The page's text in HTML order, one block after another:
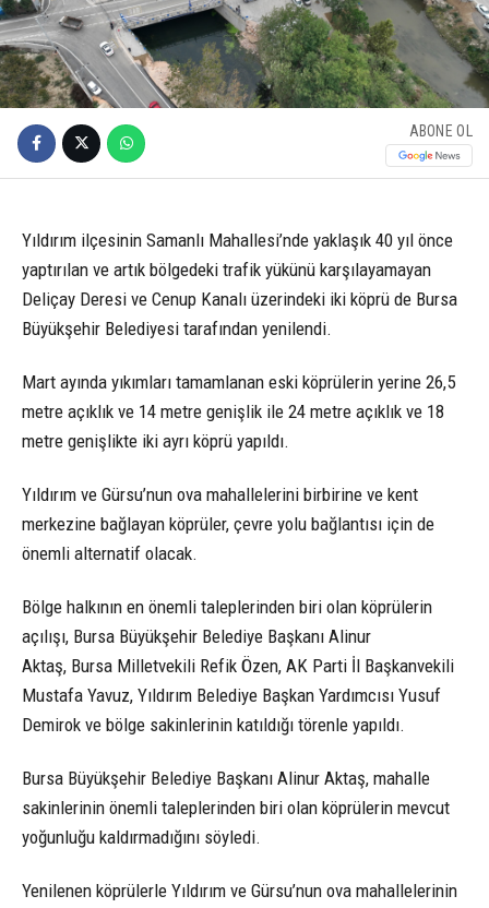
ABONE OL
Yıldırım ilçesinin Samanlı Mahallesi’nde yaklaşık 40 yıl önce
yaptırılan ve artık bölgedeki trafik yükünü karşılayamayan
Deliçay Deresi ve Cenup Kanalı üzerindeki iki köprü de Bursa
Büyükşehir Belediyesi tarafından yenilendi.
Mart ayında yıkımları tamamlanan eski köprülerin yerine 26,5
metre açıklık ve 14 metre genişlik ile 24 metre açıklık ve 18
metre genişlikte iki ayrı köprü yapıldı.
Yıldırım ve Gürsu’nun ova mahallelerini birbirine ve kent
merkezine bağlayan köprüler, çevre yolu bağlantısı için de
önemli alternatif olacak.
Bölge halkının en önemli taleplerinden biri olan köprülerin
açılışı, Bursa Büyükşehir Belediye Başkanı Alinur
Aktaş, Bursa Milletvekili Refik Özen, AK Parti İl Başkanvekili
Mustafa Yavuz, Yıldırım Belediye Başkan Yardımcısı Yusuf
Demirok ve bölge sakinlerinin katıldığı törenle yapıldı.
Bursa Büyükşehir Belediye Başkanı Alinur Aktaş, mahalle
sakinlerinin önemli taleplerinden biri olan köprülerin mevcut
yoğunluğu kaldırmadığını söyledi.
Yenilenen köprülerle Yıldırım ve Gürsu’nun ova mahallelerinin